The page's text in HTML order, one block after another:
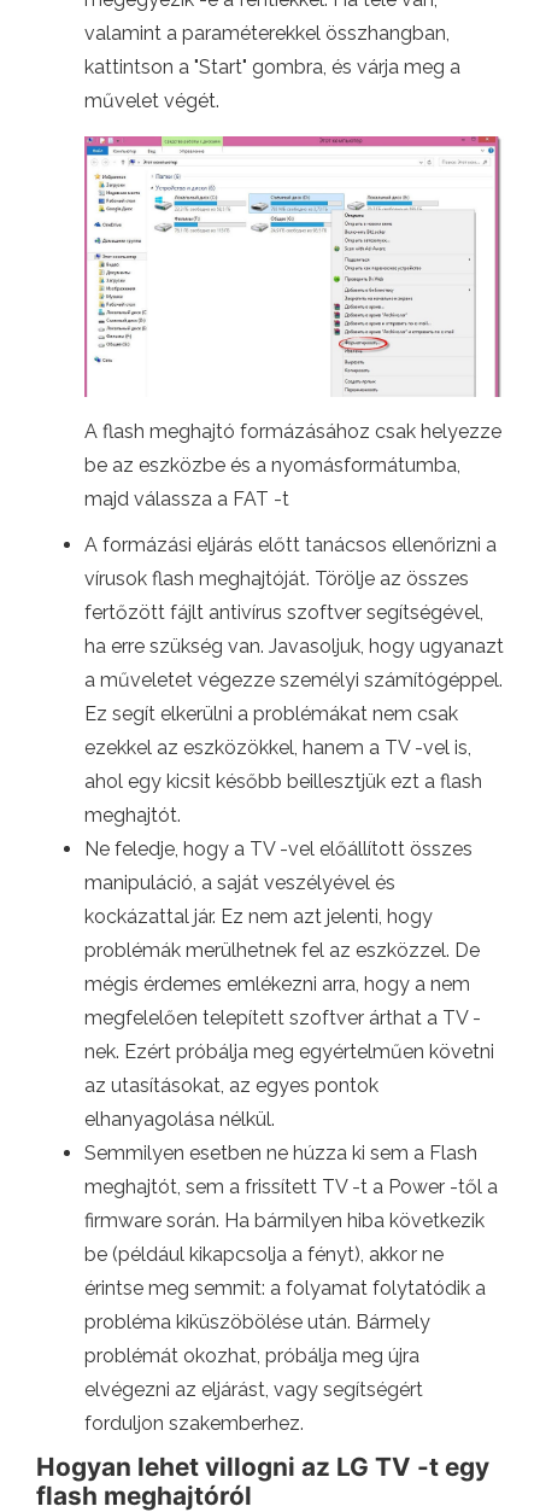
valamint a paraméterekkel összhangban,
kattintson a "Start" gombra, és várja meg a
művelet végét.
A flash meghajtó formázásához csak helyezze
be az eszközbe és a nyomásformátumba,
majd válassza a FAT -t
A formázási eljárás előtt tanácsos ellenőrizni a
vírusok flash meghajtóját. Törölje az összes
fertőzött fájlt antivírus szoftver segítségével,
ha erre szükség van. Javasoljuk, hogy ugyanazt
a műveletet végezze személyi számítógéppel.
Ez segít elkerülni a problémákat nem csak
ezekkel az eszközökkel, hanem a TV -vel is,
ahol egy kicsit később beillesztjük ezt a flash
meghajtót.
Ne feledje, hogy a TV -vel előállított összes
manipuláció, a saját veszélyével és
kockázattal jár. Ez nem azt jelenti, hogy
problémák merülhetnek fel az eszközzel. De
mégis érdemes emlékezni arra, hogy a nem
megfelelően telepített szoftver árthat a TV -
nek. Ezért próbálja meg egyértelműen követni
az utasításokat, az egyes pontok
elhanyagolása nélkül.
Semmilyen esetben ne húzza ki sem a Flash
meghajtót, sem a frissített TV -t a Power -től a
firmware során. Ha bármilyen hiba következik
be (például kikapcsolja a fényt), akkor ne
érintse meg semmit: a folyamat folytatódik a
probléma kiküszöbölése után. Bármely
problémát okozhat, próbálja meg újra
elvégezni az eljárást, vagy segítségért
forduljon szakemberhez.
Hogyan lehet villogni az LG TV -t egy
flash meghajtóról